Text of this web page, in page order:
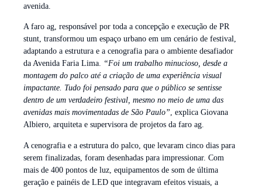
avenida.
A faro ag, responsável por toda a concepção e execução de PR
stunt, transformou um espaço urbano em um cenário de festival,
adaptando a estrutura e a cenografia para o ambiente desafiador
da Avenida Faria Lima. “Foi um trabalho minucioso, desde a
montagem do palco até a criação de uma experiência visual
impactante. Tudo foi pensado para que o público se sentisse
dentro de um verdadeiro festival, mesmo no meio de uma das
avenidas mais movimentadas de São Paulo”, explica Giovana
Albiero, arquiteta e supervisora de projetos da faro ag.
A cenografia e a estrutura do palco, que levaram cinco dias para
serem finalizadas, foram desenhadas para impressionar. Com
mais de 400 pontos de luz, equipamentos de som de última
geração e painéis de LED que integravam efeitos visuais, a